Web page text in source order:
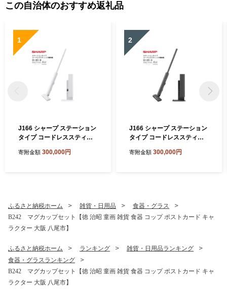
この自治体のおすすめ返礼品
1
J166 シャープ ステーション
タイプ コードレススティッ
ト系)【シャープ 電化製品 家
吸引力 絡まない ハンディ 新
生活 正規品 大阪府 八尾市 返
礼品】
寄附金額 300,000円
2
J166 シャープ ステーション
タイプ コードレススティッ
系)【シャープ 電化製品 家電
引力 絡まない ハンディ 新生
活 正規品 大阪府 八尾市 返礼
品】
寄附金額 300,000円
ふるさと納税ホーム 雑貨・日用品
食器・グラス
B242 マグカップセット【徳 治昭 童画 雑貨 食器 コップ ポストカード キャ
ラクター 大阪 八尾市】
ふるさと納税ホーム ランキング
雑貨・日用品ランキング
食器・グラスランキング
B242 マグカップセット【徳 治昭 童画 雑貨 食器 コップ ポストカード キャ
ラクター 大阪 八尾市】